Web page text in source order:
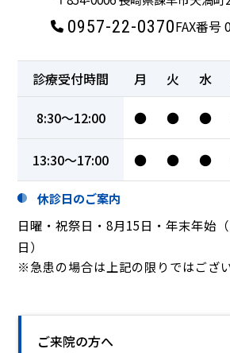
0957-22-0370FAX番号
診療受付時間 月 火 水
8:30～12:00 ● ● ●
13:30～17:00 ● ● ●
休診日のご案内
日曜・祝祭日・8月15日・年末年始
日）
※急患の場合は上記の限りではござい
ご来院の方へ